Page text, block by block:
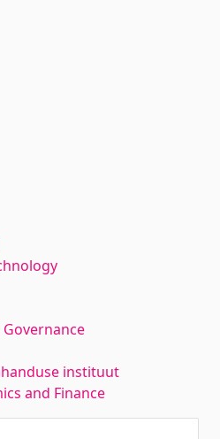
instituut
and Finance